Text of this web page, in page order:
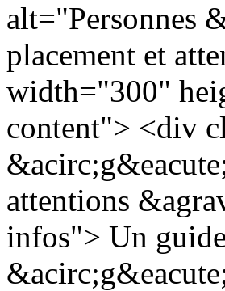
alt="Personnes
placement et
width="300"
content"> <div
attentions
infos"> Un